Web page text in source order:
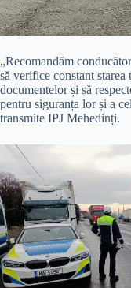
„Recomandăm
să verifice constant
documentelor și să
pentru siguranța lor și a
transmite IPJ Mehedinți.